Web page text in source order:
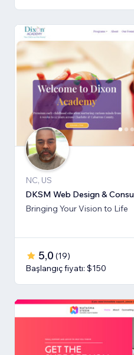
NC, US
DKSM Web Design &
Bringing Your Vision to Life
5,0 (19)
Başlangıç fiyatı: $150